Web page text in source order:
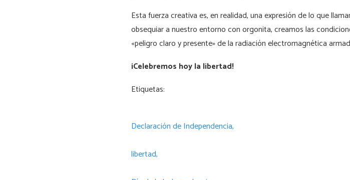
Esta fuerza creativa es, en realidad, una expresión de lo que
obsequiar a nuestro entorno con orgonita, creamos las
«peligro claro y presente» de la radiación electromagnética
¡Celebremos hoy la libertad!
Etiquetas:
Declaración de Independencia,
libertad,